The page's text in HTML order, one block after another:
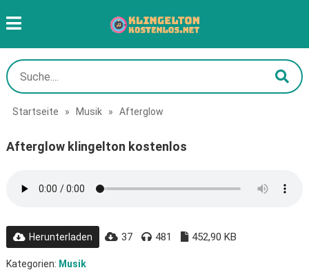
Startseite » Musik » Afterglow
Afterglow klingelton kostenlos
Herunterladen 37 481 452,90 KB
Kategorien: Musik